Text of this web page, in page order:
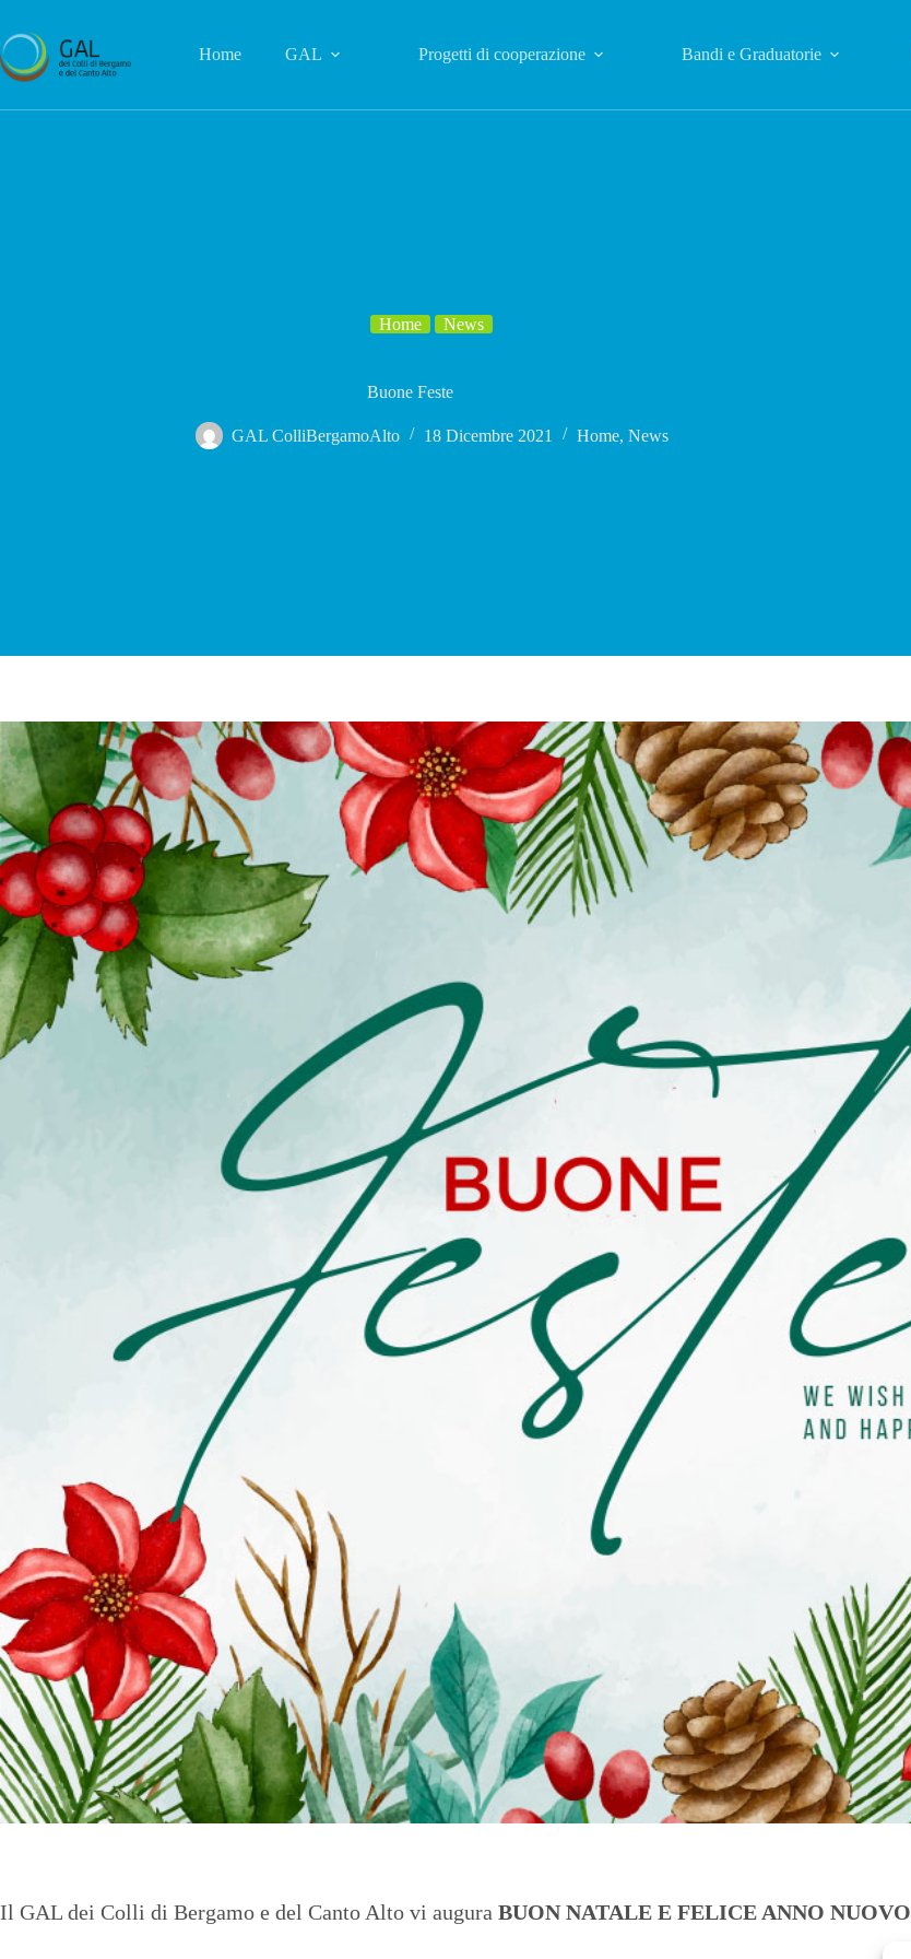
contenuto
Home GAL Progetti di cooperazione Bandi e Graduatorie
Home News
Buone Feste
GAL ColliBergamoAlto 18 Dicembre 2021 Home, News
Il GAL dei Colli di Bergamo e del Canto Alto vi augura BUON NATALE E FELICE ANNO NUOVO